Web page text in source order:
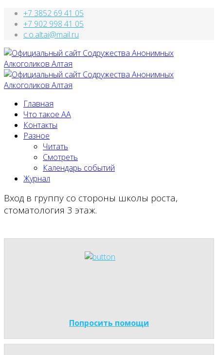
+7 3852 69 41 05
+7 902 998 41 05
c.o.altai@mail.ru
Главная
Что такое АА
Контакты
Разное
Читать
Смотреть
Календарь событий
Журнал
Вход в группу со стороны школы роста,
стоматология 3 этаж.
Попросить помощи